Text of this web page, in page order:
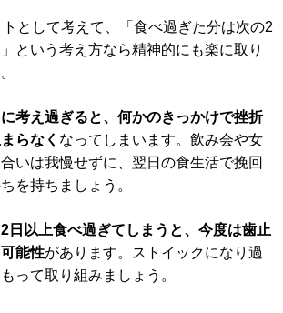
として考えて、「食べ過ぎた分は次の2
という考え方なら精神的にも楽に取り
考え過ぎると、何かのきっかけで挫折
らなく なってしまいます。飲み会や女
いは我慢せずに、翌日の食生活で挽回
を持ちましょう。
日以上食べ過ぎてしまうと、今度は歯止
能性があります。ストイックになり過
って取り組みましょう。